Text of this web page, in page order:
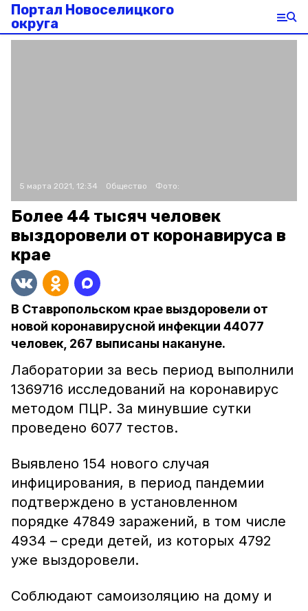
Портал Новоселицкого
округа
5 марта 2021, 12:34 Общество Фото:
Более 44 тысяч человек
выздоровели от коронавируса в
крае
В Ставропольском крае выздоровели от
новой коронавирусной инфекции 44077
человек, 267 выписаны накануне.
Лаборатории за весь период выполнили
1369716 исследований на коронавирус
методом ПЦР. За минувшие сутки
проведено 6077 тестов.
Выявлено 154 нового случая
инфицирования, в период пандемии
подтверждено в установленном
порядке 47849 заражений, в том числе
4934 – среди детей, из которых 4792
уже выздоровели.
Соблюдают самоизоляцию на дому и